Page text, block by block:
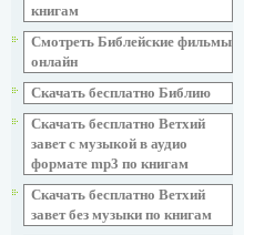
книгам
Смотреть Библейские фильмы
онлайн
Скачать бесплатно Библию
Скачать бесплатно Ветхий
завет с музыкой в аудио
формате mp3 по книгам
Скачать бесплатно Ветхий
завет без музыки по книгам